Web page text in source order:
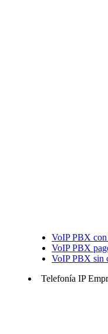
VoIP PBX
VoIP PBX
VoIP PBX sin
Telefonía IP